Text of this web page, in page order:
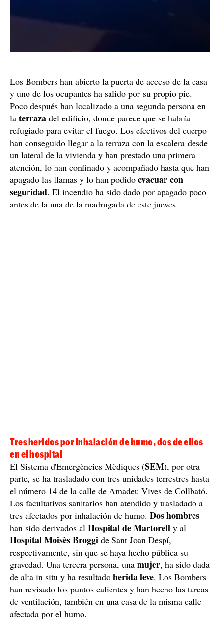
Los Bombers han abierto la puerta de acceso de la casa
y uno de los ocupantes ha salido por su propio pie.
Poco después han localizado a una segunda persona en
la terraza del edificio, donde parece que se habría
refugiado para evitar el fuego. Los efectivos del cuerpo
han conseguido llegar a la terraza con la escalera desde
un lateral de la vivienda y han prestado una primera
atención, lo han confinado y acompañado hasta que han
apagado las llamas y lo han podido evacuar con
seguridad. El incendio ha sido dado por apagado poco
antes de la una de la madrugada de este jueves.
Tres heridos por inhalación de humo, dos de ellos
en el hospital
El Sistema d'Emergències Mèdiques (SEM), por otra
parte, se ha trasladado con tres unidades terrestres hasta
el número 14 de la calle de Amadeu Vives de Collbató.
Los facultativos sanitarios han atendido y trasladado a
tres afectados por inhalación de humo. Dos hombres
han sido derivados al Hospital de Martorell y al
Hospital Moisès Broggi de Sant Joan Despí,
respectivamente, sin que se haya hecho pública su
gravedad. Una tercera persona, una mujer, ha sido dada
de alta in situ y ha resultado herida leve. Los Bombers
han revisado los puntos calientes y han hecho las tareas
de ventilación, también en una casa de la misma calle
afectada por el humo.